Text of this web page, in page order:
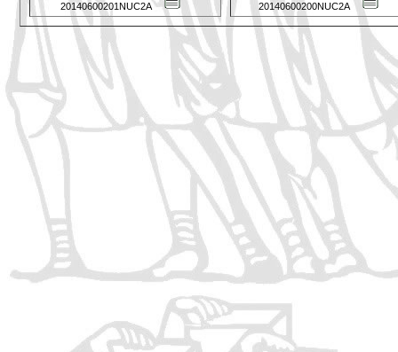
20140600201NUC2A 20140600200NUC2A